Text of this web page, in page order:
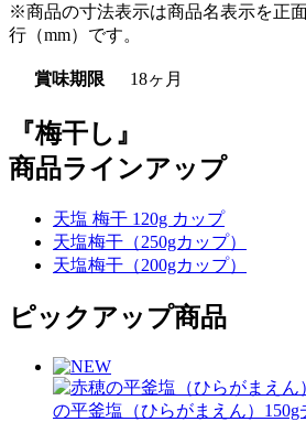
※商品の寸法表示は商品名表示を正
行（mm）です。
賞味期限 18ヶ月
『梅干し』
商品ラインアップ
天塩 梅干 120g カップ
天塩梅干（250gカップ）
天塩梅干（200gカップ）
ピックアップ商品
の平釜塩（ひらがまえん）150g